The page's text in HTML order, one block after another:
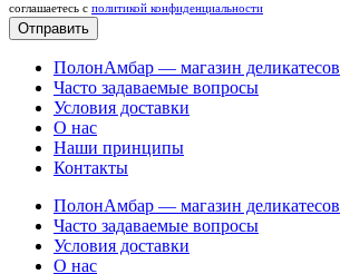
соглашаетесь c политикой конфиденциальности
Отправить
ПолонАмбар — магазин деликатесов
Часто задаваемые вопросы
Условия доставки
О нас
Наши принципы
Контакты
ПолонАмбар — магазин деликатесов
Часто задаваемые вопросы
Условия доставки
О нас